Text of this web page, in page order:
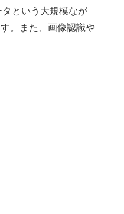
という大規模なが
。また、画像認識や